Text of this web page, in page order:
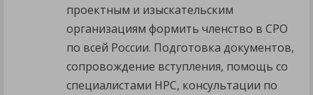
проектным и изыскательским
организациям формить членство в СРО
по всей России. Подготовка документов,
сопровождение вступления, помощь со
специалистами НРС, консультации по